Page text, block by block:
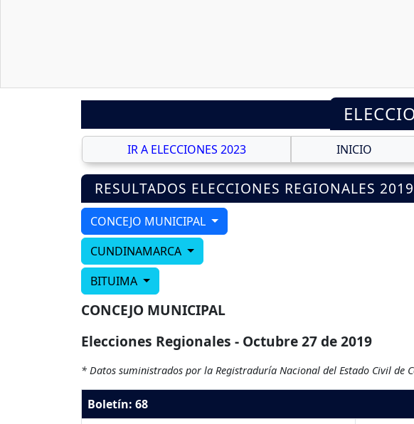
IR A ELECCIONES 2023 INICIO
RESULTADOS ELECCIONES REGIONALES 2019
CONCEJO MUNICIPAL
CUNDINAMARCA
BITUIMA
CONCEJO MUNICIPAL
Elecciones Regionales - Octubre 27 de 2019
* Datos suministrados por la Registraduría Nacional del Estado Civil de
Boletín: 68